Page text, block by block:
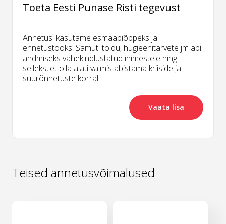
Toeta Eesti Punase Risti tegevust
Annetusi kasutame esmaabiõppeks ja
ennetustööks. Samuti toidu, hügieenitarvete jm abi
andmiseks vähekindlustatud inimestele ning
selleks, et olla alati valmis abistama kriiside ja
suurõnnetuste korral.
Vaata lisa
Teised annetusvõimalused